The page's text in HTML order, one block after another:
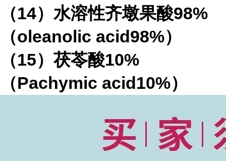
（14）水溶性齐墩果酸98%
（oleanolic acid98%）
（15）茯苓酸10%
（Pachymic acid10%）